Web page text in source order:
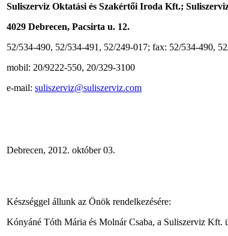
Suliszerviz Oktatási és Szakértői Iroda Kft.;
4029 Debrecen, Pacsirta u. 12.
52/534-490, 52/534-491, 52/249-017; fax: 52/534-490,
mobil: 20/9222-550, 20/329-3100
e-mail: suliszerviz@suliszerviz.com
Debrecen, 2012. október 03.
Készséggel állunk az Önök rendelkezésére:
Kónyáné Tóth Mária és Molnár Csaba, a Suliszerviz Kft.